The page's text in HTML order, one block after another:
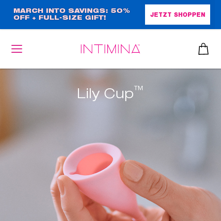
zum
Inhalt
MARCH INTO SAVINGS: 50%
OFF + FULL-SIZE GIFT!
JETZT SHOPPEN
Lily Cup™